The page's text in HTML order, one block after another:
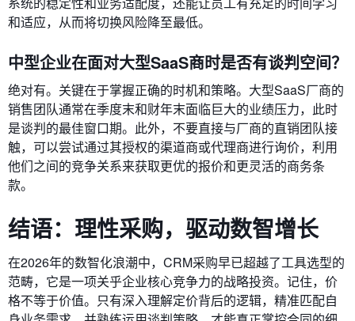
和适应，从而将切换风险降至最低。
中型企业在面对大型SaaS商时是否有谈判空间？
绝对有。关键在于掌握正确的时机和策略。大型SaaS厂商的
销售团队通常在季度末和财年末面临巨大的业绩压力，此时
是谈判的最佳窗口期。此外，不要直接与厂商的直销团队接
触，可以尝试通过其授权的渠道商或代理商进行询价，利用
他们之间的竞争关系来获取更优的报价和更灵活的商务条
款。
结语：理性采购，驱动数智增长
在2026年的数智化浪潮中，CRM采购早已超越了工具选型的
范畴，它是一项关乎企业核心竞争力的战略投资。记住，价
格不等于价值。只有深入理解定价背后的逻辑，精准匹配自